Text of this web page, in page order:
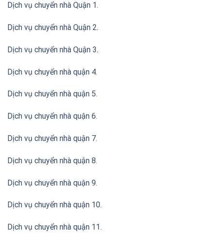
Dịch vụ chuyển nhà Quận 1.
Dịch vụ chuyển nhà Quận 2.
Dịch vụ chuyển nhà Quận 3.
Dịch vụ chuyển nhà quận 4.
Dịch vụ chuyển nhà quận 5.
Dịch vụ chuyển nhà quận 6.
Dịch vụ chuyển nhà quận 7.
Dịch vụ chuyển nhà quận 8.
Dịch vụ chuyển nhà quận 9.
Dịch vụ chuyển nhà quận 10.
Dịch vụ chuyển nhà quận 11.